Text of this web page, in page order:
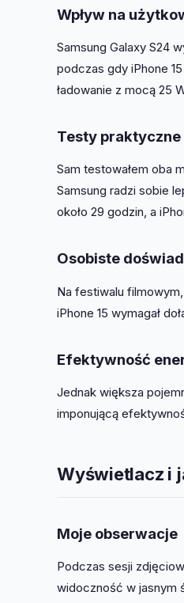
Wpływ na
Samsung Galaxy S24
podczas gdy iPhone
ładowanie z mocą 25
Testy praktyczne
Sam testowałem oba
Samsung radzi sobie
około 29 godzin, a
Osobiste
Na festiwalu
iPhone 15 wymagał
Efektywność
Jednak większa
imponującą
Wyświetlacz i
Moje obserwacje
Podczas sesji
widoczność w jasnym